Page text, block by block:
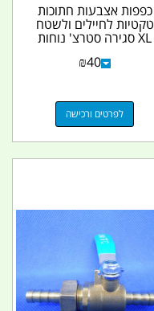
כפפות אצבעות חתוכות
טקטיות לחיילים ולשטח
XL סגירה סטרצ' נוחות
₪40
לפרטים ורכישה